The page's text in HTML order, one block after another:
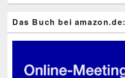
Das Buch bei ama​zon​.de: